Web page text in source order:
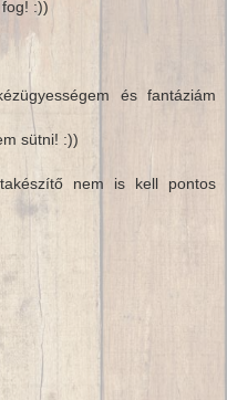
:))
és fantáziám
sütni! :))
nem is kell pontos